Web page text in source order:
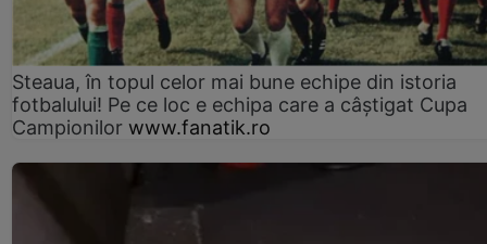
Steaua, în topul celor mai bune echipe din istoria
fotbalului! Pe ce loc e echipa care a câştigat Cupa
Campionilor www.fanatik.ro